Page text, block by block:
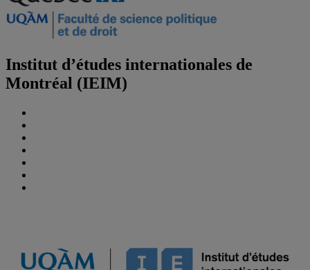
Institut d’études internationales de
Montréal (IEIM)